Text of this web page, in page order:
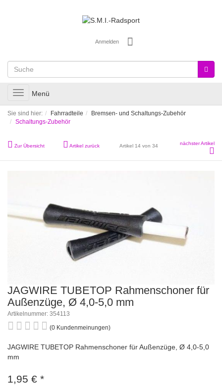
Anmelden
Toggle
navigation
Menü
Sie sind hier: Fahrradteile
Bremsen- und Schaltungs-Zubehör
Schaltungs-Zubehör
Zur Übersicht Artikel zurück Artikel 14 von 34 nächster Artikel
JAGWIRE TUBETOP Rahmenschoner für
Außenzüge, Ø 4,0-5,0 mm
Artikelnummer: 354113
(0 Kundenmeinungen)
JAGWIRE TUBETOP Rahmenschoner für Außenzüge, Ø 4,0-5,0
mm
1,95 € *